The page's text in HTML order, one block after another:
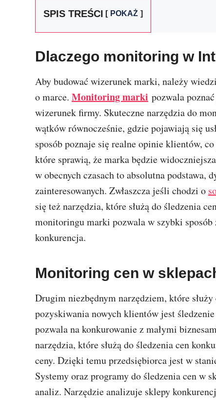
SPIS TREŚCI POKAŻ
Dlaczego monitoring w
Aby budować wizerunek marki, należy
o marce. Monitoring marki pozwala
wizerunek firmy. Skuteczne narzędzia do
wątków równocześnie, gdzie pojawiają się
sposób poznaje się realne opinie klientów,
które sprawią, że marka będzie
w obecnych czasach to absolutna podstawa,
zainteresowanych. Zwłaszcza jeśli chodzi o
się też narzędzia, które służą do śledzenia
monitoringu marki pozwala w szybki sposób
konkurencja.
Monitoring cen w
Drugim niezbędnym narzędziem, które
pozyskiwania nowych klientów jest
pozwala na konkurowanie z małymi
narzędzia, które służą do śledzenia cen
ceny. Dzięki temu przedsiębiorca jest w
Systemy oraz programy do śledzenia cen w
analiz. Narzędzie analizuje sklepy